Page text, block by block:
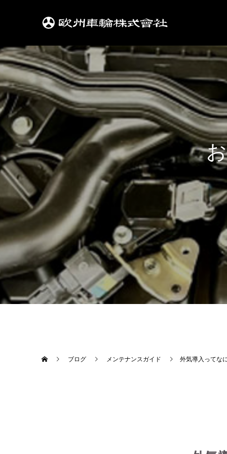
お車のメ
ブログ メンテナンスガイド 外気導入ってな